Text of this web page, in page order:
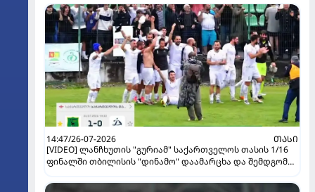
14:47/26-07-2026
ᲗᲐᲡᲘ
[VIDEO] ლანჩხუთის "გურიამ" საქართველოს თასის 1/16
ფინალში თბილისის "დინამო" დაამარცხა და შემდგომ